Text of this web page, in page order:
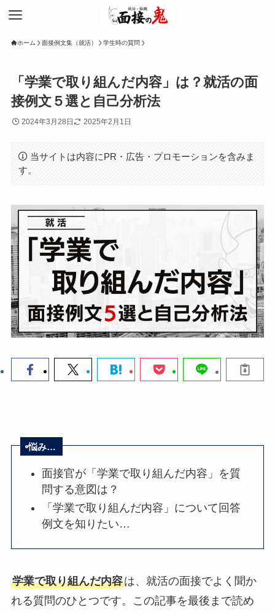
ホーム 面接例文集（就活） 学生時の質問
「学業で取り組んだ内容」は？就活の面
接例文５選と自己分析法
2024年3月28日 2025年2月1日
当サイトは内容にPR・広告・プロモーションを含みま
す。
悩み…
面接官が「学業で取り組んだ内容」を質
問する意図は？
「学業で取り組んだ内容」について回答
例文を知りたい…
学業で取り組んだ内容は、就活の面接でよく聞か
れる質問のひとつです。この記事を最後まで読め